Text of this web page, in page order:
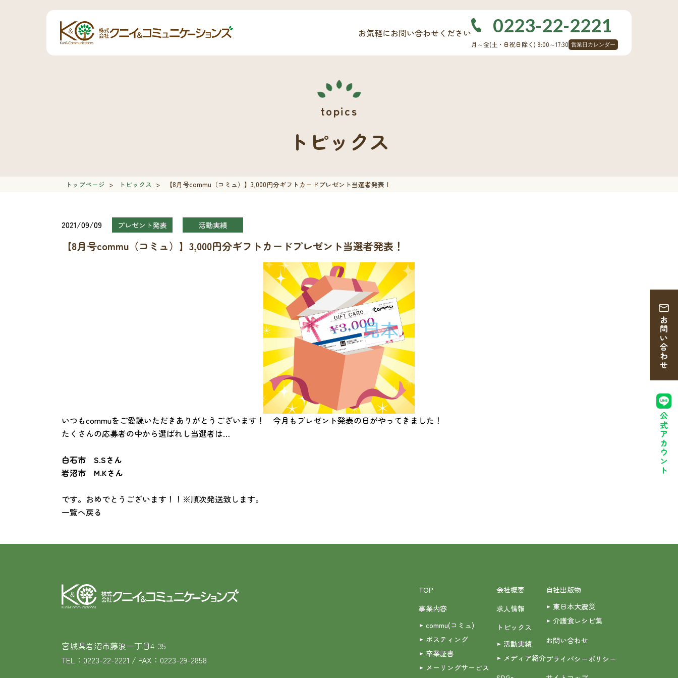
お気軽にお問い合わせください 0223-22-2221
月～金(土・日祝日除く) 9:00～17:30 営業日カレンダー
お問い合わせ
公式アカウント
トピックス
トップページ > トピックス > 【8月号commu（コミュ）】3,000円分ギフトカードプレゼント当選者発表！
2021/09/09 プレゼント発表 活動実績
【8月号commu（コミュ）】3,000円分ギフトカードプレゼント当選者発表！
いつもcommuをご愛読いただきありがとうございます！ 今月もプレゼント発表の日がやってきました！
たくさんの応募者の中から選ばれし当選者は…
白石市 S.Sさん
岩沼市 M.Kさん
です。おめでとうございます！！※順次発送致します。
一覧へ戻る
宮城県岩沼市藤浪一丁目4-35
TEL：0223-22-2221 / FAX：0223-29-2858
TOP
事業内容
commu(コミュ)
ポスティング
卒業証書
メーリングサービス
会社概要
求人情報
トピックス
活動実績
メディア紹介
自社出版物
東日本大震災
介護食レシピ集
お問い合わせ
プライバシーポリシー